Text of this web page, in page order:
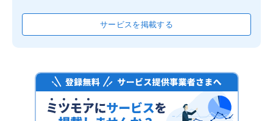
サービスを掲載する